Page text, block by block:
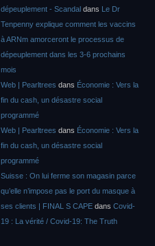
dépeuplement - Scandal dans Le Dr
Tenpenny explique comment les vaccins
à ARNm amorceront le processus de
dépeuplement dans les 3-6 prochains
mois
Web | Pearltrees dans Économie : Vers la
fin du cash, un désastre social
programmé
Web | Pearltrees dans Économie : Vers la
fin du cash, un désastre social
programmé
Suisse : On lui ferme son magasin parce
qu’elle n’impose pas le port du masque à
ses clients | FINAL S CAPE dans Covid-
19 : La vérité / Covid-19: The Truth